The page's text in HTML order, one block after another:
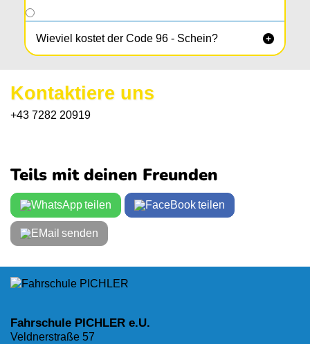
Wieviel kostet der Code 96 - Schein? 
Kontaktiere uns
+43 7282 20919
Teils mit deinen Freunden
teilen teilen
senden
Fahrschule PICHLER e.U.
Veldnerstraße 57